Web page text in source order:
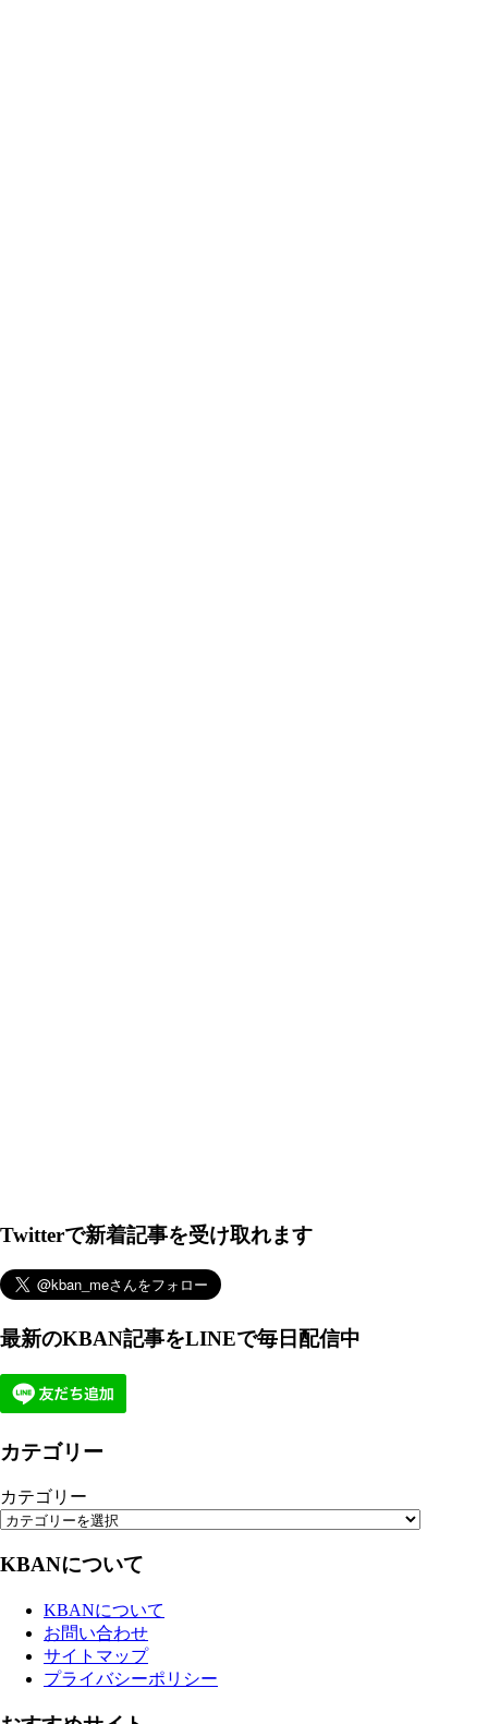
Twitterで新着記事を受け取れます
最新のKBAN記事をLINEで毎日配信中
カテゴリー
カテゴリー
KBANについて
KBANについて
お問い合わせ
サイトマップ
プライバシーポリシー